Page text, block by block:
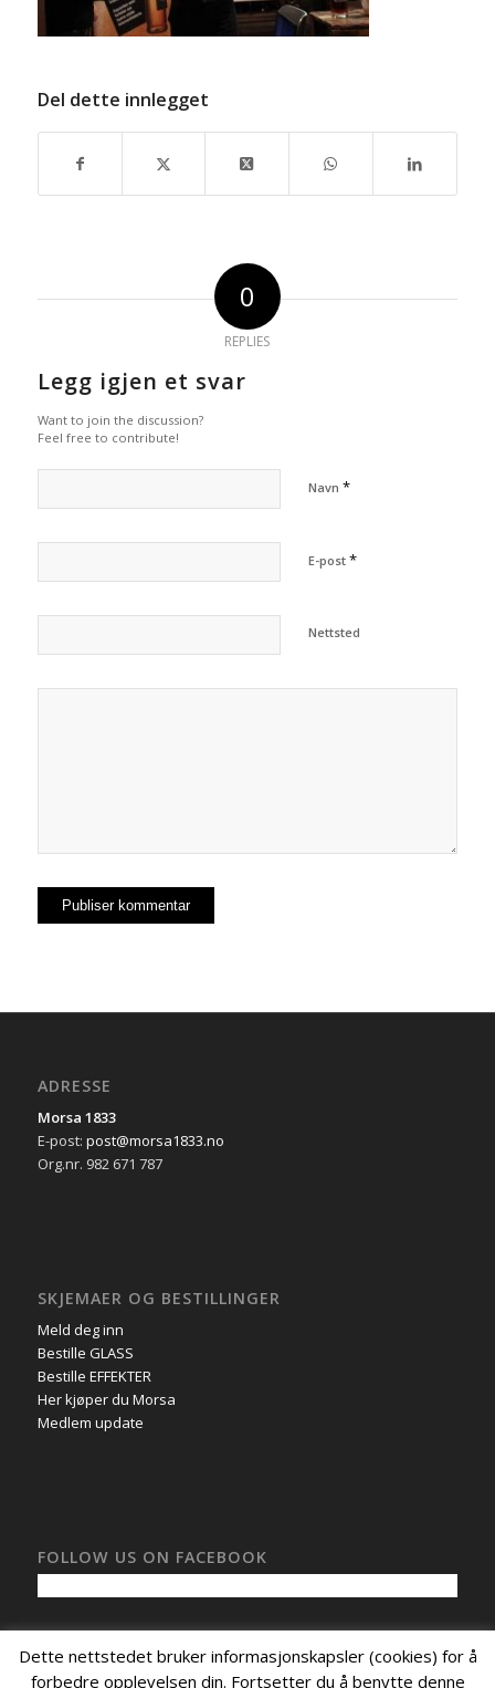
Del dette innlegget
0
REPLIES
Legg igjen et svar
Want to join the discussion?
Feel free to contribute!
Navn *
E-post *
Nettsted
ADRESSE
Morsa 1833
E-post: post@morsa1833.no
Org.nr. 982 671 787
SKJEMAER OG BESTILLINGER
Meld deg inn
Bestille GLASS
Bestille EFFEKTER
Her kjøper du Morsa
Medlem update
FOLLOW US ON FACEBOOK
Dette nettstedet bruker informasjonskapsler (cookies) for å
forbedre opplevelsen din. Fortsetter du å benytte denne